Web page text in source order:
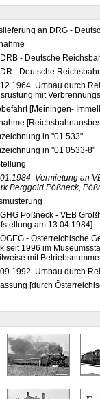
an DRG -
- Deutsche
- Deutsche
Umbau durch
mit
[Meiningen-
in "01 533"
in "01 0533-8"
Vermietung an
Berggold Pößneck,
Pößneck - VEB
am 13.04.1984]
- Österreichische
seit 1996 im
mit
Umbau durch
[durch